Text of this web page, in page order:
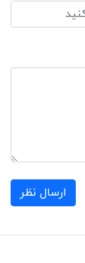
ارسال نظر